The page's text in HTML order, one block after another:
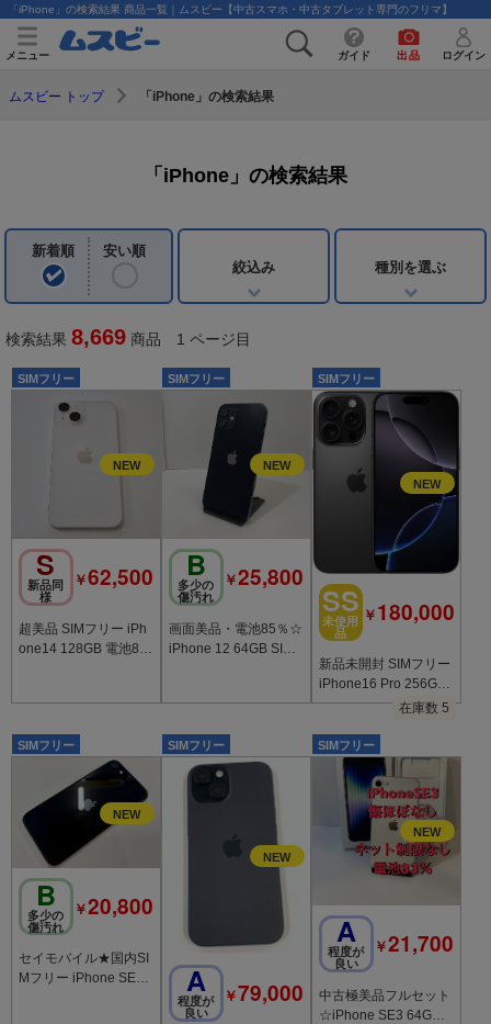
「iPhone」の検索結果 商品一覧｜ムスビー【中古スマホ・中古タブレット専門のフリマ】
メニュー ガイド 出品 ログイン
ムスビー トップ 「iPhone」の検索結果
「iPhone」の検索結果
新着順
安い順
絞込み
種別を選ぶ
検索結果 8,669 商品 1 ページ目
SIMフリー
S
新品同
様
￥62,500
超美品 SIMフリー iPh
one14 128GB 電池8
SIMフリー
B
多少の
傷汚れ
￥25,800
画面美品・電池85％☆
iPhone 12 64GB SIM
在庫数 5
SIMフリー
SS
未使用
品
￥180,000
新品未開封 SIMフリー
iPhone16 Pro 256GB
ブラック/メーカー保
SIMフリー
B
多少の
傷汚れ
￥20,800
セイモバイル★国内SI
Mフリー iPhone SE
SIMフリー
A
程度が
良い
￥79,000
SIMフリー
A
程度が
良い
￥21,700
中古極美品フルセット
☆iPhone SE3 64GB S